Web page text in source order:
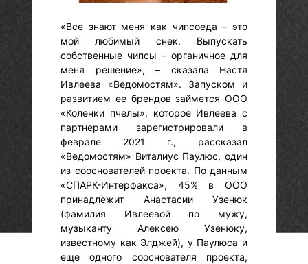
«Все знают меня как чипсоеда – это
мой любимый снек. Выпускать
собственные чипсы – органичное для
меня решение», – сказала Настя
Ивлеева «Ведомостям». Запуском и
развитием ее брендов займется ООО
«Коленки пчелы», которое Ивлеева с
партнерами зарегистрировали в
феврале 2021 г., рассказал
«Ведомостям» Виталиус Паулюс, один
из сооснователей проекта. По данным
«СПАРК-Интерфакса», 45% в ООО
принадлежит Анастасии Узенюк
(фамилия Ивлеевой по мужу,
музыканту Алексею Узенюку,
известному как Элджей), у Паулюса и
еще одного сооснователя проекта,